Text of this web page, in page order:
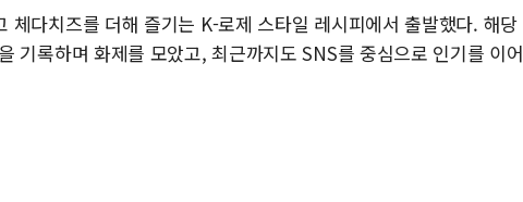
체다치즈를 더해 즐기는 K-로제 스타일 레시피에서 출발했다. 해당
기록하며 화제를 모았고, 최근까지도 SNS를 중심으로 인기를 이어